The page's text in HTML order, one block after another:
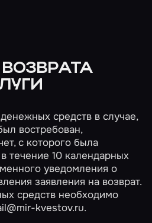
средств в случае,
востребован,
с которого была
течение 10 календарных
уведомления о
заявления на возврат.
средств необходимо
kvestov.ru.